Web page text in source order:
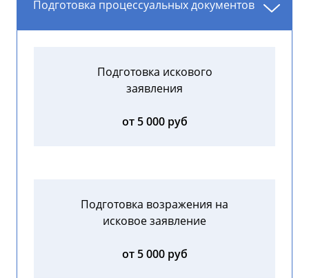
Подготовка процессуальных документов
Подготовка искового
заявления
от 5 000 руб
Подготовка возражения на
исковое заявление
от 5 000 руб